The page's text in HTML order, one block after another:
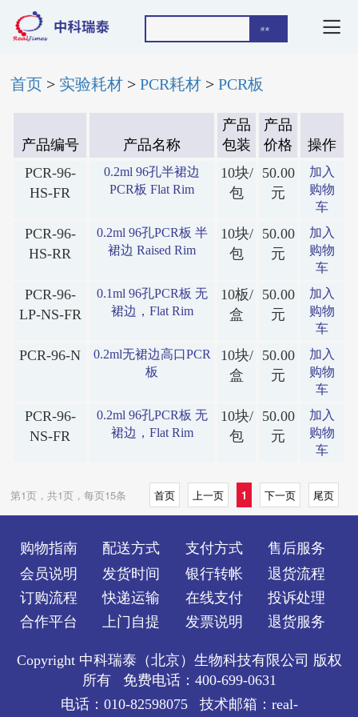
首页 > 实验耗材 >PCR耗材 >PCR板
产品编号 产品名称
产品
包装
产品
价格
操作
PCR-96-
HS-FR
0.2ml 96孔半裙边
PCR板 Flat Rim
10块/
包
50.00
元
加入
购物
车
PCR-96-
HS-RR
0.2ml 96孔PCR板 半
裙边 Raised Rim
10块/
包
50.00
元
加入
购物
车
PCR-96-
LP-NS-FR
0.1ml 96孔PCR板 无
裙边，Flat Rim
10板/
盒
50.00
元
加入
购物
车
PCR-96-N
0.2ml无裙边高口PCR
板
10块/
盒
50.00
元
加入
购物
车
PCR-96-
NS-FR
0.2ml 96孔PCR板 无
裙边，Flat Rim
10块/
包
50.00
元
加入
购物
车
第1页，共1页，每页15条 首页 上一页 1 下一页 尾页
购物指南
会员说明
订购流程
合作平台
配送方式
发货时间
快递运输
上门自提
支付方式
银行转帐
在线支付
发票说明
售后服务
退货流程
投诉处理
退货服务
Copyright 中科瑞泰（北京）生物科技有限公司 版权
所有 免费电话：400-699-0631
电话：010-82598075 技术邮箱：real-